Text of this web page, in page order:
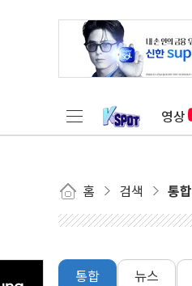
영상
홈 검색 통합
통합 뉴스